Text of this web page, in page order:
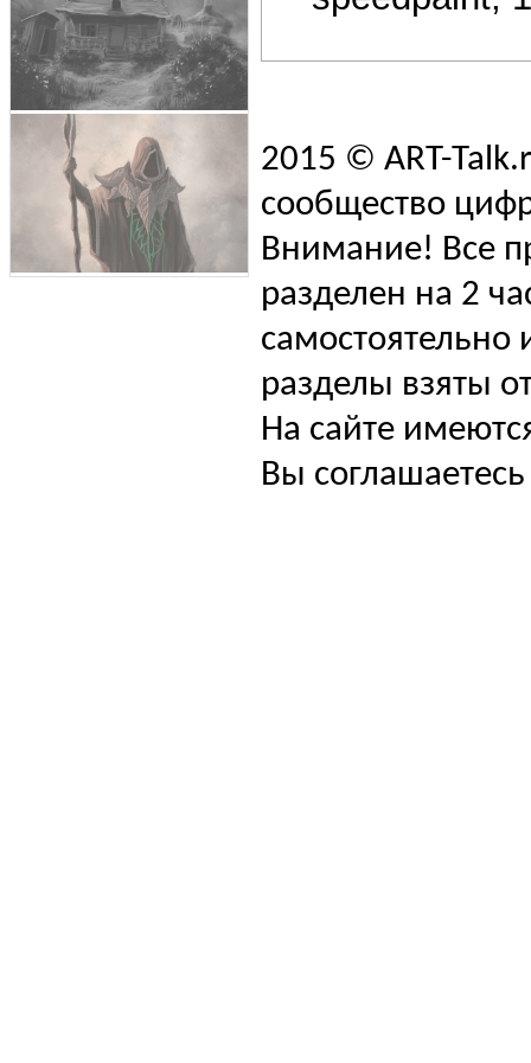
2015 © ART-
сообщество
Внимание! Все
разделен на 2
самостоятельно
разделы взяты
На сайте
Вы